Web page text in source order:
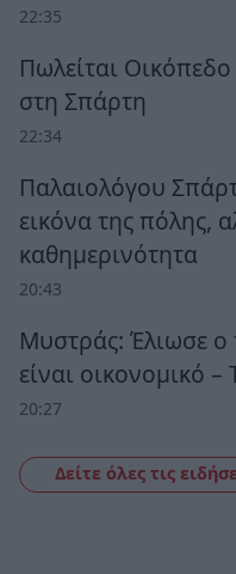
22:35
Πωλείται
στη Σπάρτη
22:34
Παλαιολόγου
εικόνα της πόλης,
καθημερινότητα
20:43
Μυστράς: Έλιωσε ο
είναι οικονομικό
20:27
Δείτε όλες τις